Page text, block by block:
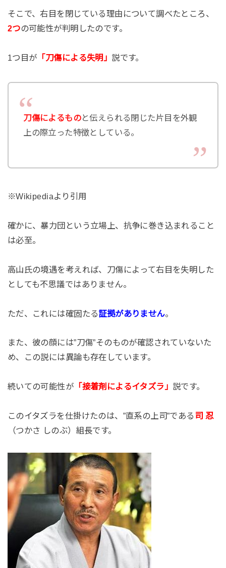
そこで、右目を閉じている理由について調べたところ、
2つの可能性が判明したのです。
1つ目が 「刀傷による失明」 説です。
刀傷によるものと伝えられる閉じた片目を外観
上の際立った特徴としている。
※Wikipediaより引用
確かに、暴力団という立場上、抗争に巻き込まれること
は必至。
高山氏の境遇を考えれば、刀傷によって右目を失明した
としても不思議ではありません。
ただ、これには確固たる証拠がありません。
また、彼の顔には”刀傷”そのものが確認されていないた
め、この説には異論も存在しています。
続いての可能性が 「接着剤によるイタズラ」 説です。
このイタズラを仕掛けたのは、”直系の上司”である 司 忍
（つかさ しのぶ）組長です。